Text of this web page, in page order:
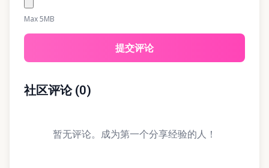
Max 5MB
提交评论
社区评论(0)
暂无评论。成为第一个分享经验的人！